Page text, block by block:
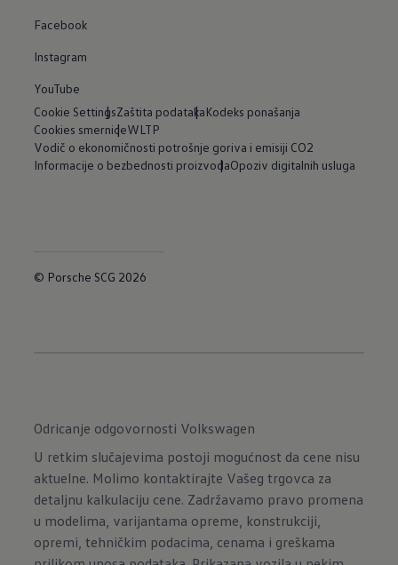
Facebook
Instagram
YouTube
Cookie SettingsZaštita podatakaKodeks ponašanja
Cookies smerniceWLTP
Vodič o ekonomičnosti potrošnje goriva i emisiji CO2
Informacije o bezbednosti proizvodaOpoziv digitalnih usluga
© Porsche SCG 2026
Odricanje odgovornosti Volkswagen
U retkim slučajevima postoji mogućnost da cene nisu
aktuelne. Molimo kontaktirajte Vašeg trgovca za
detaljnu kalkulaciju cene. Zadržavamo pravo promena
u modelima, varijantama opreme, konstrukciji,
opremi, tehničkim podacima, cenama i greškama